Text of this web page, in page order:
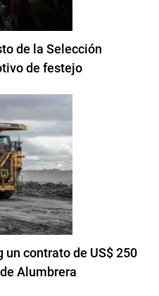
de la Selección
de festejo
un contrato de US$ 250
Alumbrera